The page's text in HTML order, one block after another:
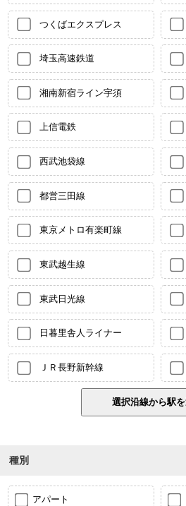
つくばエクスプレス
埼玉高速鉄道
湘南新宿ライン宇須
上信電鉄
西武池袋線
都営三田線
東京メトロ有楽町線
東武越生線
東武日光線
日暮里舎人ライナー
ＪＲ長野新幹線
種別
アパート